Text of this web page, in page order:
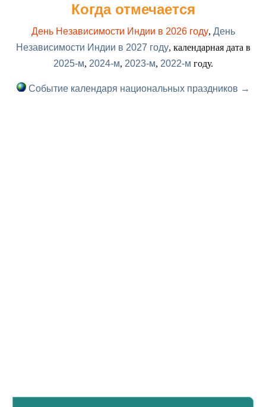
Когда отмечается
День Независимости Индии в 2026 году, День
Независимости Индии в 2027 году, календарная дата в
2025-м, 2024-м, 2023-м, 2022-м году.
Событие календаря национальных праздников →